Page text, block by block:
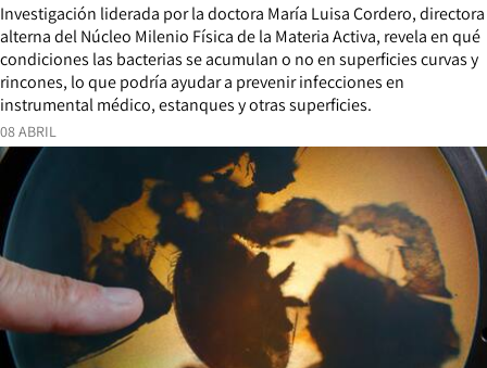
08 ABRIL
Investigación liderada por la doctora María Luisa Cordero, directora
alterna del Núcleo Milenio Física de la Materia Activa, revela en qué
condiciones las bacterias se acumulan o no en superficies curvas y
rincones, lo que podría ayudar a prevenir infecciones en
instrumental médico, estanques y otras superficies.